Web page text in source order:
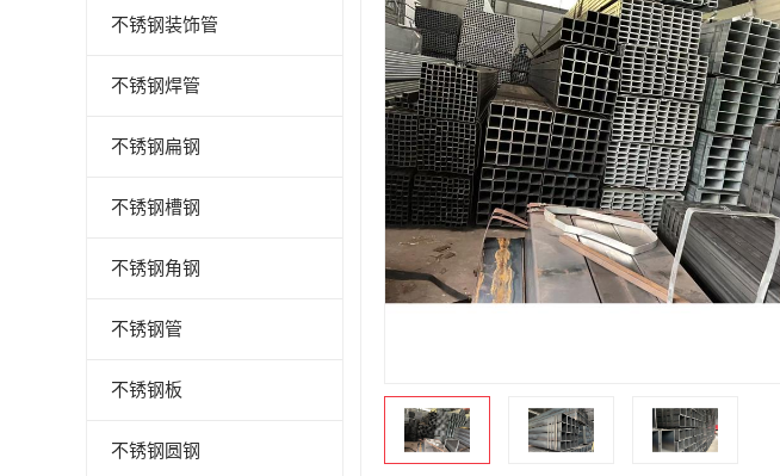
不锈钢装饰管
不锈钢焊管
不锈钢扁钢
不锈钢槽钢
不锈钢角钢
不锈钢管
不锈钢板
不锈钢圆钢